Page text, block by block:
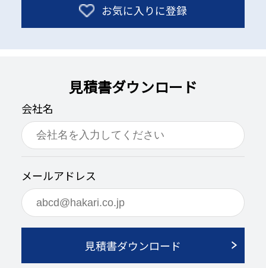
お気に入りに登録
見積書ダウンロード
会社名
メールアドレス
見積書ダウンロード